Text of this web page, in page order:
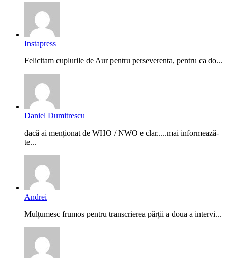
Instapress
Felicitam cuplurile de Aur pentru perseverenta, pentru ca do...
Daniel Dumitrescu
dacă ai menționat de WHO / NWO e clar.....mai informează-
te...
Andrei
Mulțumesc frumos pentru transcrierea părții a doua a intervi...